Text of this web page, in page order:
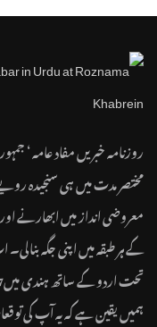
روزنامہ خبریں مفاد عامہ ‘
مختصر مدت میں ہی سنجیدہ
معروضی انداز میں ابھارنے
کے ہر طبقہ میں اپنی جگہ
ہمیں یقین ہے کہ یہ آپ کی